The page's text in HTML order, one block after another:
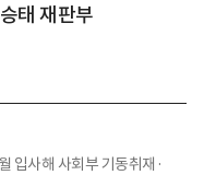
태 재판부
입사해 사회부 기동취재·